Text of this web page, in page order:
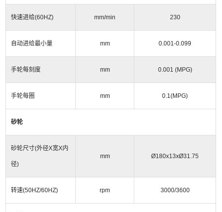
快速进给(60HZ) mm/min 230
自动进给最小量 mm 0.001-0.099
手轮每刻度 mm 0.001 (MPG)
手轮每圈 mm 0.1(MPG)
砂轮
砂轮尺寸(外径X宽X内
径)
mm Ø180x13xØ31.75
转速(50HZ/60HZ) rpm 3000/3600